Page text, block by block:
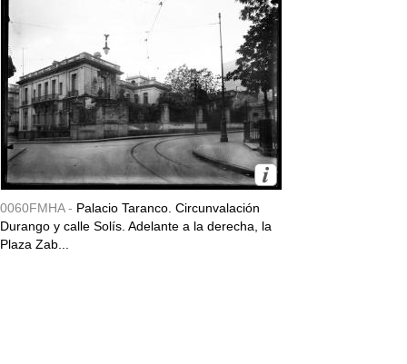
0060FMHA - Palacio Taranco. Circunvalación
Durango y calle Solís. Adelante a la derecha, la
Plaza Zab...